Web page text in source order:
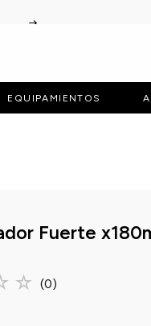
EQUIPAMIENTOS
Fuerte
☆ (0)